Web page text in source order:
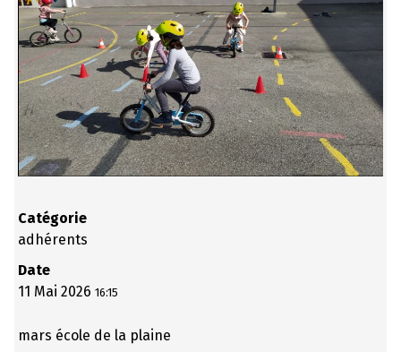
Catégorie
adhérents
Date
11 Mai 2026 16:15
mars école de la plaine